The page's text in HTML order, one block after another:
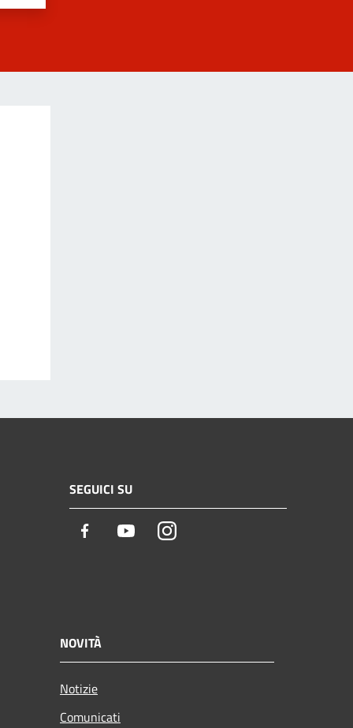
SEGUICI SU
Facebook YoutubeInstagram
NOVITÀ
Notizie
Comunicati